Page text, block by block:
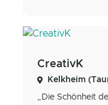
CreativK
Kelkheim
„Die Schönheit